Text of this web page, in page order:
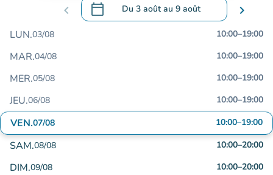
chevron_left calendar_today Du 3 aoûtau 9 août
.Ouvrir le calendrier pour changer de
chevron_right
LUN.03/08 10:00–19:00
MAR.04/08 10:00–19:00
MER.05/08 10:00–19:00
JEU.06/08 10:00–19:00
VEN.07/08 10:00–19:00
SAM.08/08 10:00–20:00
DIM.09/08 10:00–20:00